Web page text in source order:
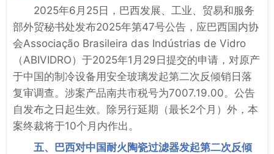
2025年6月25日，巴西发展、工业、贸易和服务
部外贸秘书处发布2025年第47号公告，应巴西国内协
会Associação Brasileira das Indústrias de Vidro
（ABIVIDRO）于2025年1月29日提交的申请，对原产
于中国的制冷设备用安全玻璃发起第二次反倾销日落
复审调查。涉案产品南共市税号为7007.19.00。公告
自发布之日起生效。除另行延期（最长2个月）外，本
案终裁将于10个月内作出。
五、巴西对中国耐火陶瓷过滤器发起第二次反倾